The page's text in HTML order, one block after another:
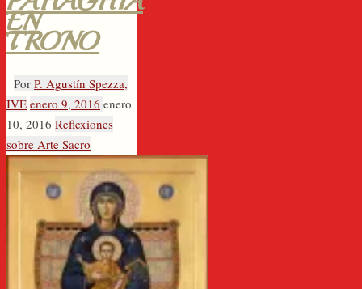
EN
TRONO
Por P. Agustín Spezza,
IVE enero 9, 2016 enero
10, 2016 Reflexiones
sobre Arte Sacro